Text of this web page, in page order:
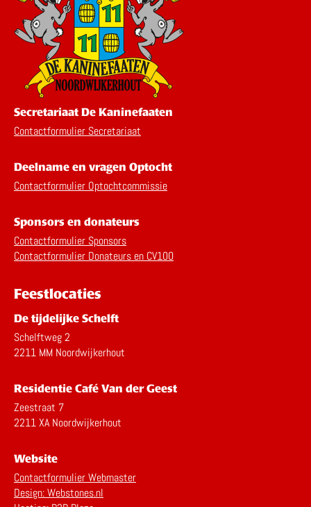
Secretariaat De Kaninefaaten
Contactformulier Secretariaat
Deelname en vragen Optocht
Contactformulier Optochtcommissie
Sponsors en donateurs
Contactformulier Sponsors
Contactformulier Donateurs en CV100
Feestlocaties
De tijdelijke Schelft
Schelftweg 2
2211 MM Noordwijkerhout
Residentie Café Van der Geest
Zeestraat 7
2211 XA Noordwijkerhout
Website
Contactformulier Webmaster
Design: Webstones.nl